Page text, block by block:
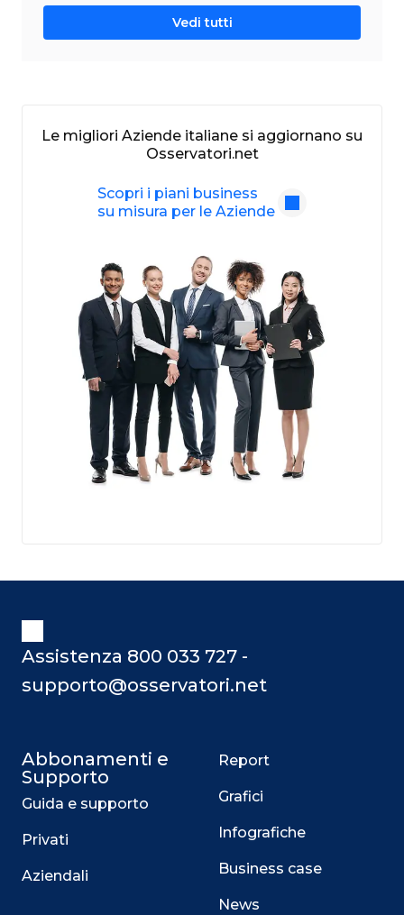
Vedi tutti
Le migliori Aziende italiane si aggiornano su
Osservatori.net
Scopri i piani business
su misura per le Aziende
Assistenza 800 033 727 -
supporto@osservatori.net
Abbonamenti e
Supporto
Guida e supporto
Privati
Aziendali
Report
Grafici
Infografiche
Business case
News